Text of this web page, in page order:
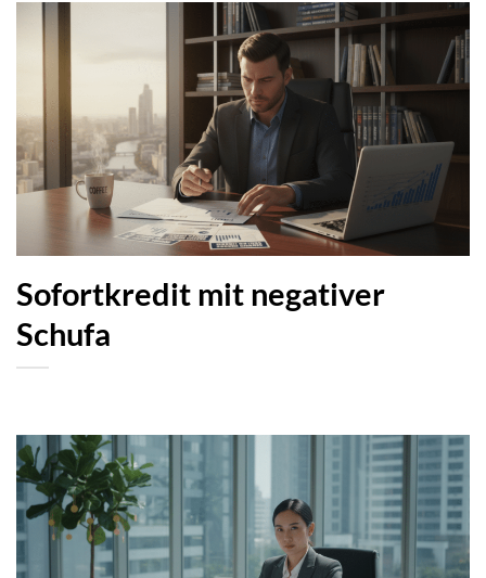
Sofortkredit mit negativer
Schufa